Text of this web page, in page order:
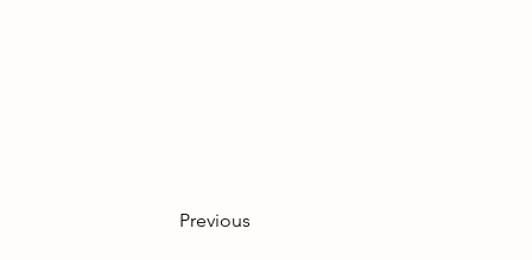
Previous